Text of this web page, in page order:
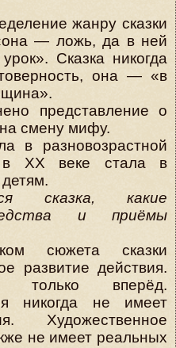
жанру сказки
— ложь, да в ней
Сказка никогда
она — «в
представление о
смену мифу.
в разновозрастной
в XX веке стала в
сказка, какие
и приёмы
сюжета сказки
развитие действия.
только вперёд.
никогда не имеет
Художественное
не имеет реальных